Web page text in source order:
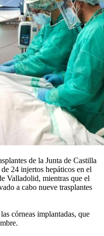
de la Junta de Castilla
24 injertos hepáticos en el
Valladolid, mientras que el
a cabo nueve trasplantes
córneas implantadas, que